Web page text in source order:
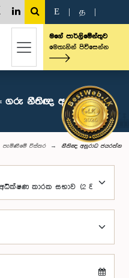
E த
මගේ පාර්ලිමේන්තුව
මෙතැනින් පිවිසෙන්න
ගරු නීතිඥ අනුරාධ
පැමිණීමේ විස්තර නීතිඥ අනුරාධ ජයරත්න